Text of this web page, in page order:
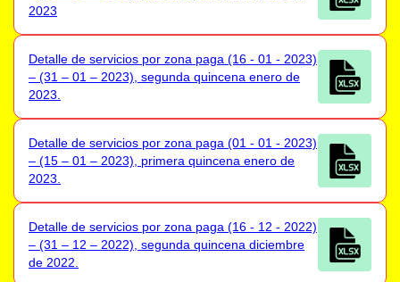
2023
Detalle de servicios por zona paga (16 - 01 - 2023)
– (31 – 01 – 2023), segunda quincena enero de
2023.
Detalle de servicios por zona paga (01 - 01 - 2023)
– (15 – 01 – 2023), primera quincena enero de
2023.
Detalle de servicios por zona paga (16 - 12 - 2022)
– (31 – 12 – 2022), segunda quincena diciembre
de 2022.